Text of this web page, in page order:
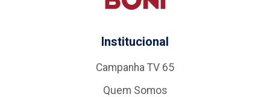
Institucional
Campanha TV 65
Quem Somos